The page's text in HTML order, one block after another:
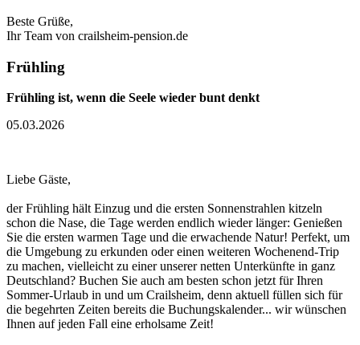
Beste Grüße,
Ihr Team von crailsheim-pension.de
Frühling
Frühling ist, wenn die Seele wieder bunt denkt
05.03.2026
Liebe Gäste,
der Frühling hält Einzug und die ersten Sonnenstrahlen kitzeln
schon die Nase, die Tage werden endlich wieder länger: Genießen
Sie die ersten warmen Tage und die erwachende Natur! Perfekt, um
die Umgebung zu erkunden oder einen weiteren Wochenend-Trip
zu machen, vielleicht zu einer unserer netten Unterkünfte in ganz
Deutschland? Buchen Sie auch am besten schon jetzt für Ihren
Sommer-Urlaub in und um Crailsheim, denn aktuell füllen sich für
die begehrten Zeiten bereits die Buchungskalender... wir wünschen
Ihnen auf jeden Fall eine erholsame Zeit!